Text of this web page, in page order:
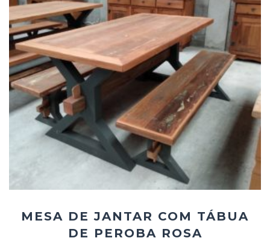
Add
ao
Favoritos
MESA DE JANTAR COM TÁBUA
DE PEROBA ROSA